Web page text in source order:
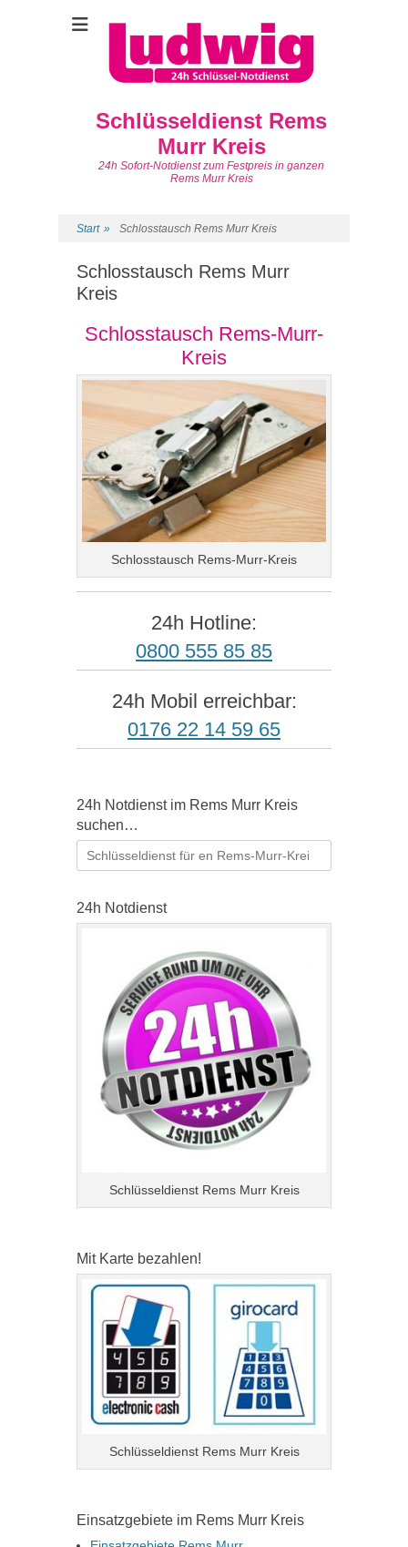
Schlüsseldienst Rems
Murr Kreis
24h Sofort-Notdienst zum Festpreis in ganzen
Rems Murr Kreis
Start » Schlosstausch Rems Murr Kreis
Schlosstausch Rems Murr
Kreis
Schlosstausch Rems-Murr-
Kreis
Schlosstausch Rems-Murr-Kreis
24h Hotline:
0800 555 85 85
24h Mobil erreichbar:
0176 22 14 59 65
24h Notdienst im Rems Murr Kreis
suchen…
Suchen
nach:
24h Notdienst
Schlüsseldienst Rems Murr Kreis
Mit Karte bezahlen!
Schlüsseldienst Rems Murr Kreis
Einsatzgebiete im Rems Murr Kreis